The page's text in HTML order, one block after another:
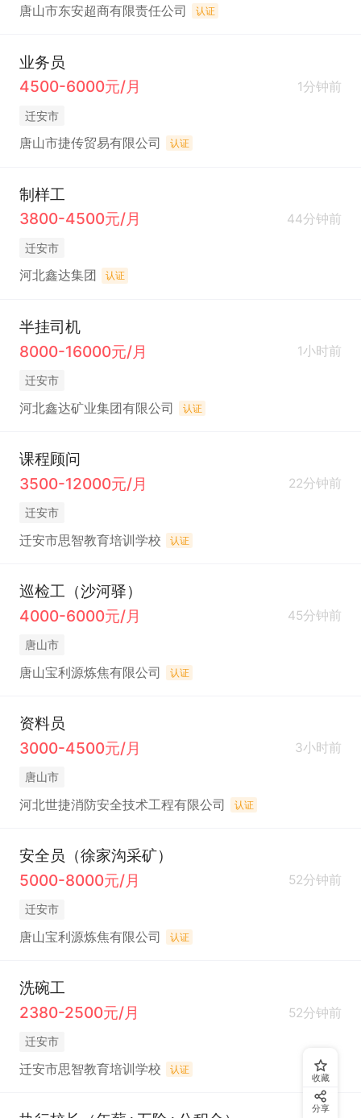
唐山市东安超商有限责任公司 认证
业务员
4500-6000元/月
1分钟前
迁安市
唐山市捷传贸易有限公司 认证
制样工
3800-4500元/月
44分钟前
迁安市
河北鑫达集团 认证
半挂司机
8000-16000元/月
1小时前
迁安市
河北鑫达矿业集团有限公司 认证
课程顾问
3500-12000元/月
22分钟前
迁安市
迁安市思智教育培训学校 认证
巡检工（沙河驿）
4000-6000元/月
45分钟前
唐山市
唐山宝利源炼焦有限公司 认证
资料员
3000-4500元/月
3小时前
唐山市
河北世捷消防安全技术工程有限公司 认证
安全员（徐家沟采矿）
5000-8000元/月
52分钟前
迁安市
唐山宝利源炼焦有限公司 认证
洗碗工
2380-2500元/月
52分钟前
迁安市
迁安市思智教育培训学校 认证
收藏
分享